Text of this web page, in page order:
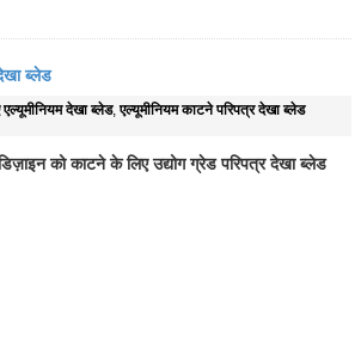
ब्लेड
देखा ब्लेड,एल्यूमीनियम काटने परिपत्र देखा ब्लेड
को काटने के लिए उद्योग ग्रेड परिपत्र देखा ब्लेड